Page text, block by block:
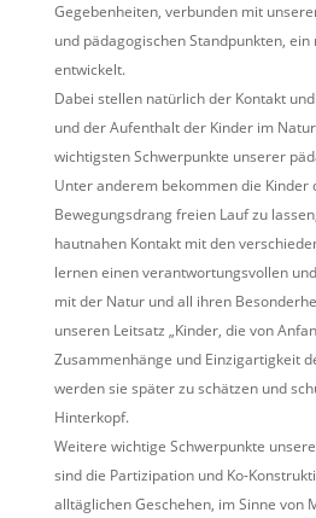
Gegebenheiten, verbunden mit
und pädagogischen Standpunkten, ein
entwickelt.
Dabei stellen natürlich der Kontakt
und der Aufenthalt der Kinder im
wichtigsten Schwerpunkte unserer
Unter anderem bekommen die
Bewegungsdrang freien Lauf zu
hautnahen Kontakt mit den
lernen einen verantwortungsvollen
mit der Natur und all ihren
unseren Leitsatz „Kinder, die von
Zusammenhänge und Einzigartigkeit
werden sie später zu schätzen und
Hinterkopf.
Weitere wichtige Schwerpunkte
sind die Partizipation und Ko-
alltäglichen Geschehen, im Sinne von